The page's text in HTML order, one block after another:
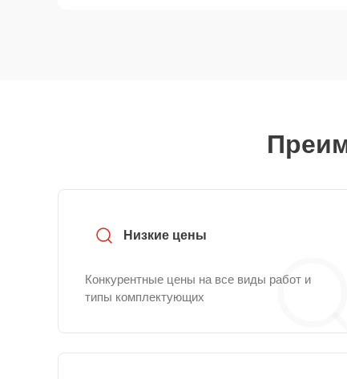
Низкие цены
Конкурентные цены на все виды работ и
типы комплектующих